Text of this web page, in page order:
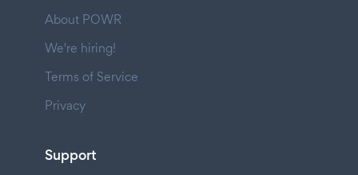
About POWR
We're hiring!
Terms of Service
Privacy
Support